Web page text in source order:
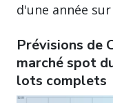
d'une année
Prévisions de
marché spot
lots complets